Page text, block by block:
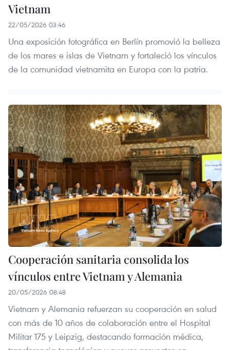
Vietnam
22/05/2026 03:46
Una exposición fotográfica en Berlín promovió la belleza
de los mares e islas de Vietnam y fortaleció los vínculos
de la comunidad vietnamita en Europa con la patria.
Cooperación sanitaria consolida los
vínculos entre Vietnam y Alemania
20/05/2026 08:48
Vietnam y Alemania refuerzan su cooperación en salud
con más de 10 años de colaboración entre el Hospital
Militar 175 y Leipzig, destacando formación médica,